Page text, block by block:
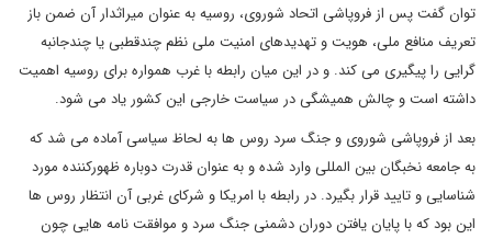
توان گفت پس از فروپاشی اتحاد شوروی، روسیه به عنوان میراثدار آن ضمن باز
تعریف منافع ملی، هویت و تهدیدهای امنیت ملی نظم چندقطبی یا چندجانبه
گرایی را پیگیری می کند. و در این میان رابطه با غرب همواره برای روسیه اهمیت
داشته است و چالش همیشگی در سیاست خارجی این کشور یاد می شود.
بعد از فروپاشی شوروی و جنگ سرد روس ها به لحاظ سیاسی آماده می شد که
به جامعه نخبگان بین المللی وارد شده و به عنوان قدرت دوباره ظهورکننده مورد
شناسایی و تایید قرار بگیرد. در رابطه با امریکا و شرکای غربی آن انتظار روس ها
این بود که با پایان یافتن دوران دشمنی جنگ سرد و موافقت نامه هایی چون